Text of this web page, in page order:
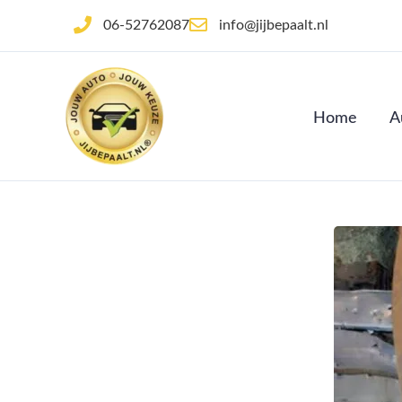
de
06-52762087 info@jijbepaalt.nl
Home